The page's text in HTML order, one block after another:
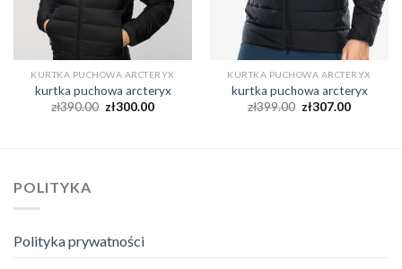
KURTKA PUCHOWA ARCTERYX
kurtka puchowa arcteryx
zł390.00 zł300.00
KURTKA PUCHOWA ARCTERYX
kurtka puchowa arcteryx
zł399.00 zł307.00
POLITYKA
Polityka prywatności